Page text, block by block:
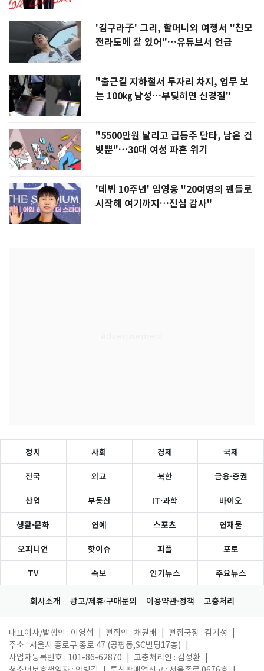
'김구라子' 그리, 할머니외 여행서 "친모
전라도에 잘 있어"…유튜브서 언급
"출근길 지하철서 두자리 차지, 업무 보
는 100㎏ 남성…부딪히면 신경질"
"5500만원 날리고 급등주 단타, 남은 건
빚뿐"…30대 여성 파혼 위기
'데뷔 10주년' 임영웅 "20여명의 팬들로
시작해 여기까지…진심 감사"
정치 사회 경제 국제
전국 외교 북한 금융·증권
산업 부동산 IT·과학 바이오
생활·문화 연예 스포츠 연재물
오피니언 핫이슈 피플 포토
TV 속보 인기뉴스 주요뉴스
회사소개 광고/제휴·구매문의 이용약관·정책 고충처리
대표이사/발행인 : 이영섭 편집인 : 채원배 편집국장 : 김기성
주소 : 서울시 종로구 종로 47 (공평동,SC빌딩17층)
사업자등록번호 : 101-86-62870
고충처리인 : 김성환